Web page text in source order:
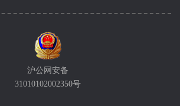
沪公网安备
31010102002350号